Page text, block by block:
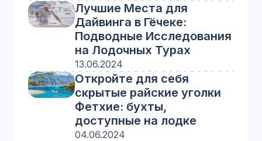
Лучшие Места для
Дайвинга в Гёчеке:
Подводные Исследования
на Лодочных Турах
13.06.2024
Откройте для себя
скрытые райские уголки
Фетхие: бухты,
доступные на лодке
04.06.2024